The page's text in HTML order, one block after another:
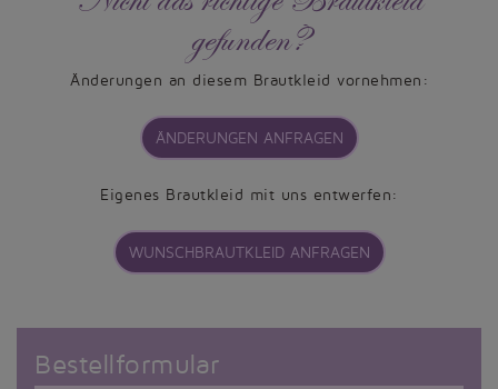
gefunden?
Änderungen an diesem Brautkleid vornehmen:
ÄNDERUNGEN ANFRAGEN
Eigenes Brautkleid mit uns entwerfen:
WUNSCHBRAUTKLEID ANFRAGEN
Bestellformular